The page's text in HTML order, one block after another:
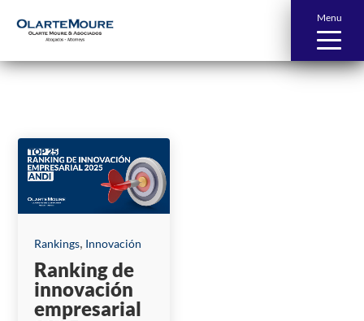
Menu
Rankings, Innovación
Ranking de
innovación
empresarial